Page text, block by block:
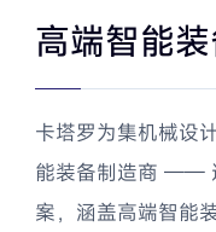
高端智能
卡塔罗为集机械设
能装备制造商 ——
案，涵盖高端智能